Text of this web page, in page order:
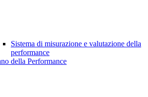
Sistema di misurazione e valutazione della
performance
della Performance